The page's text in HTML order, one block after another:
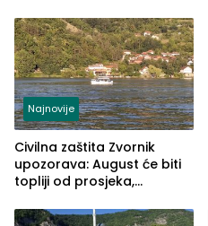
telefon
Najnovije
Civilna zaštita Zvornik
upozorava: August će biti
topliji od prosjeka,
nestašice vode